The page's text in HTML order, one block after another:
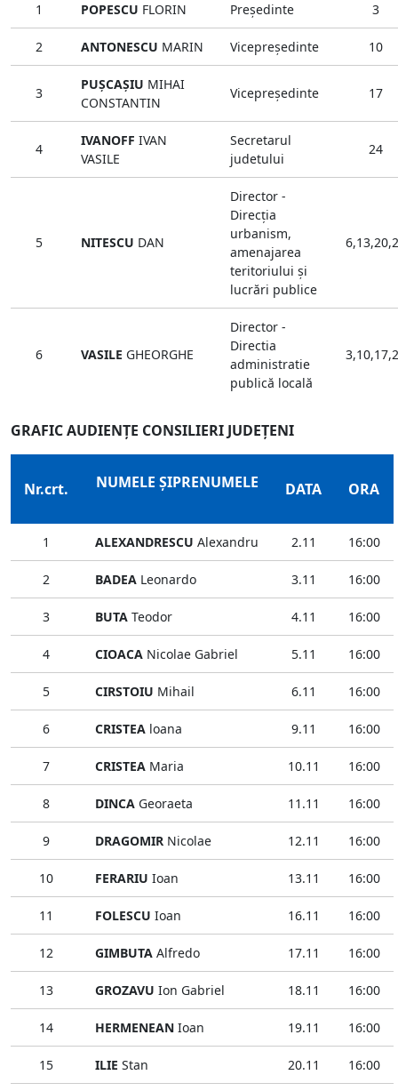
1 POPESCU FLORIN Preşedinte 3
2 ANTONESCU MARIN Vicepreşedinte 10
3
PUŞCAŞIU MIHAI
CONSTANTIN
Vicepreşedinte 17
4
IVANOFF IVAN
VASILE
Secretarul
judetului
24
5 NITESCU DAN
Director -
Direcţia
urbanism,
amenajarea
teritoriului şi
lucrări publice
6 VASILE GHEORGHE
Director -
Directia
administratie
publică locală
GRAFIC AUDIENŢE CONSILIERI JUDEŢENI
Nr.crt. NUMELE ŞIPRENUMELE DATA ORA
1 ALEXANDRESCU Alexandru 2.11 16:00
2 BADEA Leonardo 3.11 16:00
3 BUTA Teodor 4.11 16:00
4 CIOACA Nicolae Gabriel 5.11 16:00
5 CIRSTOIU Mihail 6.11 16:00
6 CRISTEA loana 9.11 16:00
7 CRISTEA Maria 10.11 16:00
8 DINCA Georaeta 11.11 16:00
9 DRAGOMIR Nicolae 12.11 16:00
10 FERARIU Ioan 13.11 16:00
11 FOLESCU Ioan 16.11 16:00
12 GIMBUTA Alfredo 17.11 16:00
13 GROZAVU Ion Gabriel 18.11 16:00
14 HERMENEAN Ioan 19.11 16:00
15 ILIE Stan 20.11 16:00